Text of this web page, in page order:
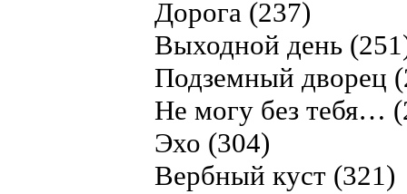
Дорога (237)
Выходной день
Подземный дворец
Не могу без тебя…
Эхо (304)
Вербный куст (321)